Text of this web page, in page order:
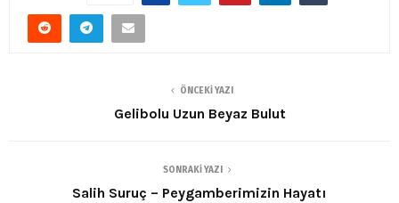
ÖNCEKI YAZI
Gelibolu Uzun Beyaz Bulut
SONRAKI YAZI
Salih Suruç – Peygamberimizin Hayatı